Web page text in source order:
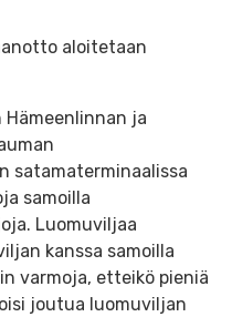
aloitetaan
ja
satamaterminaalissa
samoilla
Luomuviljaa
kanssa samoilla
varmoja, etteikö pieniä
joutua luomuviljan